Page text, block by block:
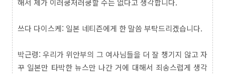
해서 제가 이러쿵저러쿵할 수는 없다고 생각합니다.
쓰다 다이스케: 일본 네티즌에게 한 말씀 부탁드리겠습니다.
박근령: 우리가 위안부의 그 여사님들을 더 잘 챙기지 않고 자
꾸 일본만 타박한 뉴스만 나간 거에 대해서 죄송스럽게 생각